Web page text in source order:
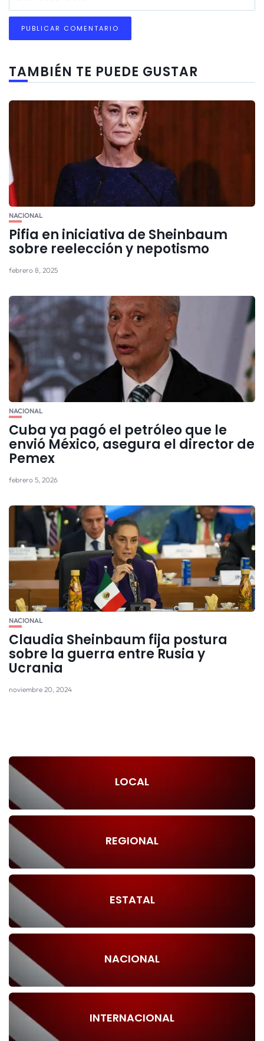
TAMBIÉN TE PUEDE GUSTAR
NACIONAL
Pifia en iniciativa de Sheinbaum
sobre reelección y nepotismo
febrero 8, 2025
NACIONAL
Cuba ya pagó el petróleo que le
envió México, asegura el director de
Pemex
febrero 5, 2026
NACIONAL
Claudia Sheinbaum fija postura
sobre la guerra entre Rusia y
Ucrania
noviembre 20, 2024
LOCAL
REGIONAL
ESTATAL
NACIONAL
INTERNACIONAL